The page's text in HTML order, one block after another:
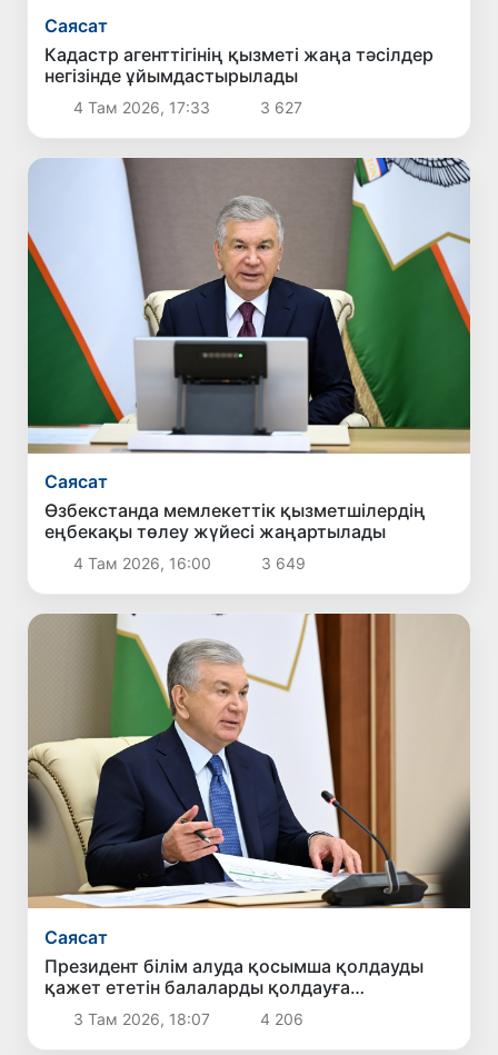
Саясат
Кадастр агенттігінің қызметі жаңа тәсілдер
негізінде ұйымдастырылады
4 Там 2026, 17:33 3 627
Саясат
Өзбекстанда мемлекеттік қызметшілердің
еңбекақы төлеу жүйесі жаңартылады
4 Там 2026, 16:00 3 649
Саясат
Президент білім алуда қосымша қолдауды
қажет ететін балаларды қолдауға
бағытталған ұсыныстармен танысты
3 Там 2026, 18:07 4 206